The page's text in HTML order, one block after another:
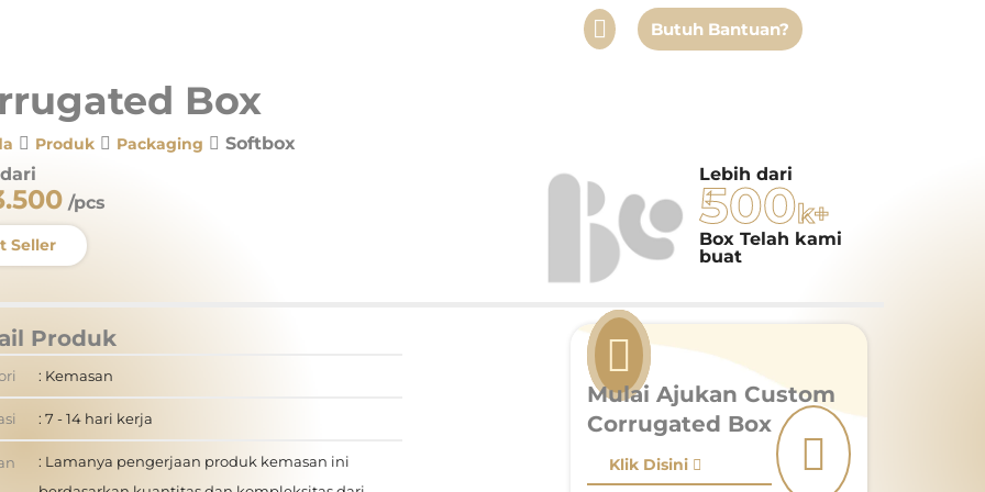
Butuh Bantuan?
Box
Produk Packaging
Softbox
/pcs
Seller
Lebih dari
500k+
Box Telah kami
buat
Produk
: Kemasan
: 7 - 14 hari kerja
: Lamanya pengerjaan produk kemasan ini
Mulai Ajukan Custom
Corrugated Box
Klik Disini